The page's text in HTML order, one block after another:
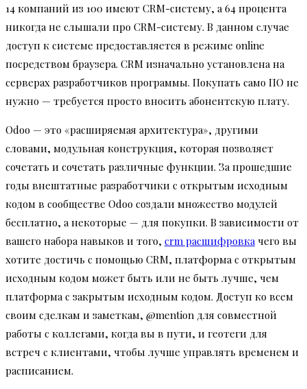
14 компаний из 100 имеют CRM-систему, а 64 процента
никогда не слышали про CRM-систему. В данном случае
доступ к системе предоставляется в режиме online
посредством браузера. CRM изначально установлена на
серверах разработчиков программы. Покупать само ПО не
нужно — требуется просто вносить абонентскую плату.
Odoo — это «расширяемая архитектура», другими
словами, модульная конструкция, которая позволяет
сочетать и сочетать различные функции. За прошедшие
годы внештатные разработчики с открытым исходным
кодом в сообществе Odoo создали множество модулей
бесплатно, а некоторые — для покупки. В зависимости от
вашего набора навыков и того, crm расшифровка чего вы
хотите достичь с помощью CRM, платформа с открытым
исходным кодом может быть или не быть лучше, чем
платформа с закрытым исходным кодом. Доступ ко всем
своим сделкам и заметкам, @mention для совместной
работы с коллегами, когда вы в пути, и геотеги для
встреч с клиентами, чтобы лучше управлять временем и
расписанием.